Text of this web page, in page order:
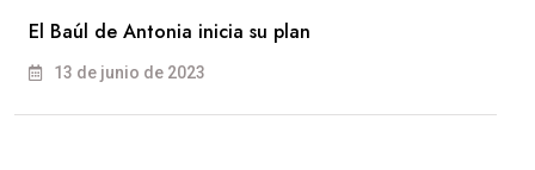
El Baúl de Antonia inicia su plan
13 de junio de 2023